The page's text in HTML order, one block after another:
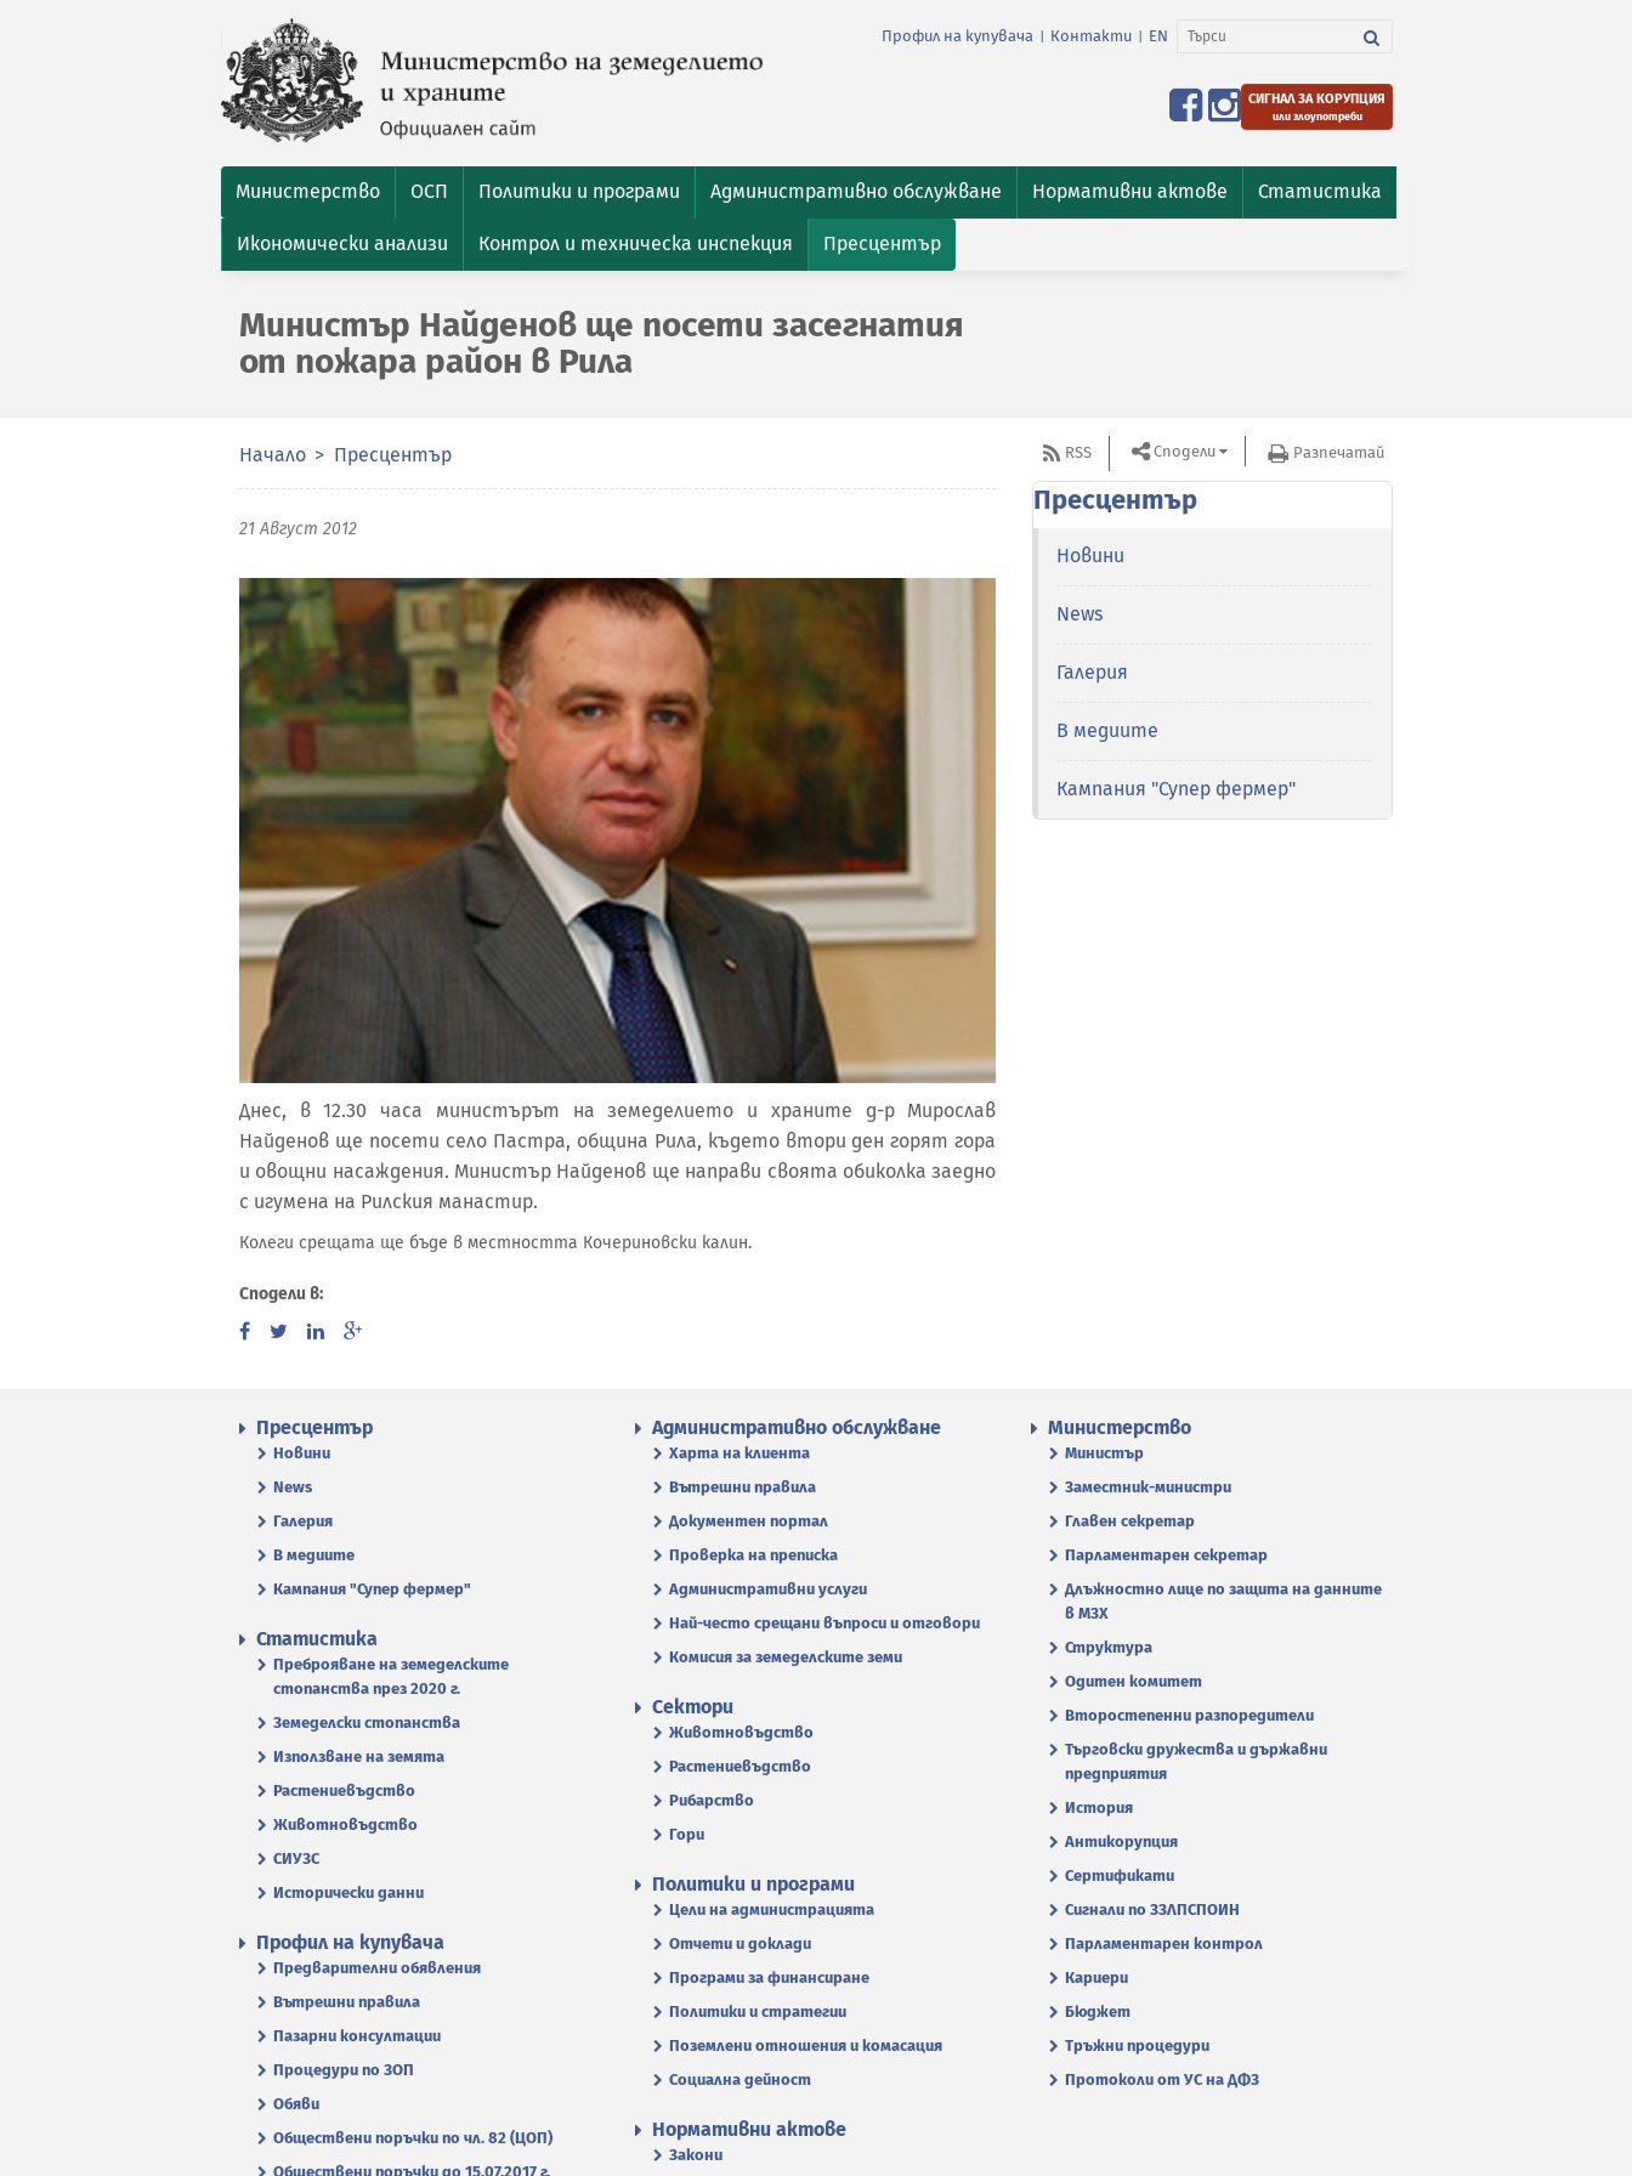
Профил на купувача Контакти EN
СИГНАЛ ЗА КОРУПЦИЯ
или злоупотреби
Министерство ОСП Политики и програми Административно обслужване Нормативни актове Статистика
Икономически анализи Контрол и техническа инспекция Пресцентър
Министър Найденов ще посети засегнатия
от пожара район в Рила
Начало Пресцентър
21 Август 2012
Днес, в 12.30 часа министърът на земеделието и храните д-р Мирослав
Найденов ще посети село Пастра, община Рила, където втори ден горят гора
и овощни насаждения. Министър Найденов ще направи своята обиколка заедно
с игумена на Рилския манастир.
Колеги срещата ще бъде в местността Кочериновски калин.
Сподели в:
RSS Сподели Разпечатай
Пресцентър
Новини
News
Галерия
В медиите
Кампания "Супер фермер"
Пресцентър
Новини
News
Галерия
В медиите
Кампания "Супер фермер"
Административно обслужване
Харта на клиента
Вътрешни правила
Документен портал
Проверка на преписка
Административни услуги
Най-често срещани въпроси и отговори
Комисия за земеделските земи
Министерство
Министър
Заместник-министри
Главен секретар
Парламентарен секретар
Длъжностно лице по защита на данните
в МЗХ
Структура
Одитен комитет
Второстепенни разпоредители
Търговски дружества и държавни
предприятия
История
Антикорупция
Сертификати
Сигнали по ЗЗЛПСПОИН
Парламентарен контрол
Кариери
Бюджет
Тръжни процедури
Протоколи от УС на ДФЗ
Статистика
Преброяване на земеделските
стопанства през 2020 г.
Земеделски стопанства
Използване на земята
Растениевъдство
Животновъдство
СИУЗС
Исторически данни
Сектори
Животновъдство
Растениевъдство
Рибарство
Гори
Политики и програми
Цели на администрацията
Отчети и доклади
Програми за финансиране
Политики и стратегии
Поземлени отношения и комасация
Социална дейност
Профил на купувача
Предварителни обявления
Вътрешни правила
Пазарни консултации
Процедури по ЗОП
Обяви
Обществени поръчки по чл. 82 (ЦОП)
Обществени поръчки до 15.07.2017 г.
Нормативни актове
Закони